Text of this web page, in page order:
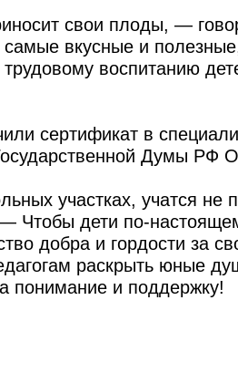
свои плоды, —
вкусные и
воспитанию
сертификат в
Думы РФ
участках, учатся не
Чтобы дети по-
добра и гордости за
раскрыть юные
понимание и поддержку!